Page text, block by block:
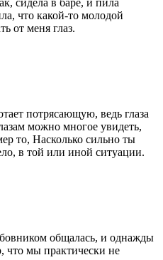
что какой-то молодой
от меня глаз.
потрясающую, ведь глаза
можно многое увидеть,
то, Насколько сильно ты
в той или иной ситуации.
общалась, и однажды
что мы практически не